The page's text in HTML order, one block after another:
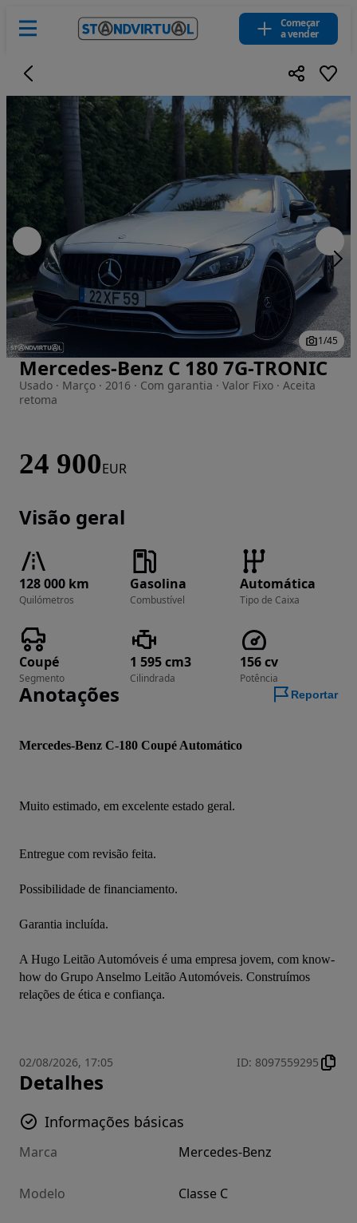
Começar
a vender
Imagem 1 de 45
1/45
Mercedes-Benz C 180 7G-TRONIC
Usado · Março · 2016 · Com garantia · Valor Fixo · Aceita
retoma
24 900EUR
Visão geral
128 000 km
Quilómetros
Gasolina
Combustível
Automática
Tipo de Caixa
Coupé
Segmento
1 595 cm3
Cilindrada
156 cv
Potência
Anotações Reportar
Mercedes-Benz C-180 Coupé Automático
Muito estimado, em excelente estado geral.
Entregue com revisão feita.
Possibilidade de financiamento.
Garantia incluída.
A Hugo Leitão Automóveis é uma empresa jovem, com know-
how do Grupo Anselmo Leitão Automóveis. Construímos
relações de ética e confiança.
02/08/2026, 17:05 ID: 8097559295
Detalhes
Informações básicas
Marca Mercedes-Benz
Modelo Classe C